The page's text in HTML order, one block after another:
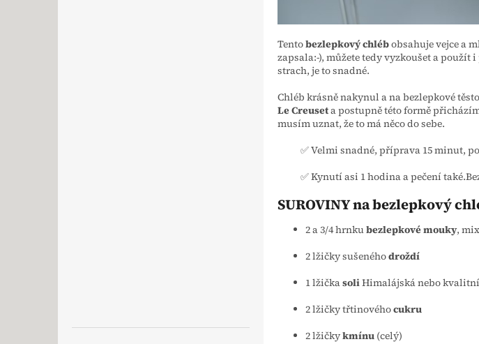
Tentobezlepkový chlébobsahuje vejce a
zapsala:-), můžete tedy vyzkoušet a
strach, je to snadné.
Chléb krásně nakynul a na bezlepkové
Le Creuseta postupně této formě
musím uznat, že to má něco do sebe.
✅ Velmi snadné, příprava 15 minut,
✅ Kynutí asi 1 hodina a pečení
SUROVINY na bezlepkový
2 a 3/4 hrnkubezlepkové mouky,
2 lžičky sušenéhodroždí
1 lžičkasoliHimalájská nebo
2 lžičky třtinovéhocukru
2 lžičkykmínu (celý)